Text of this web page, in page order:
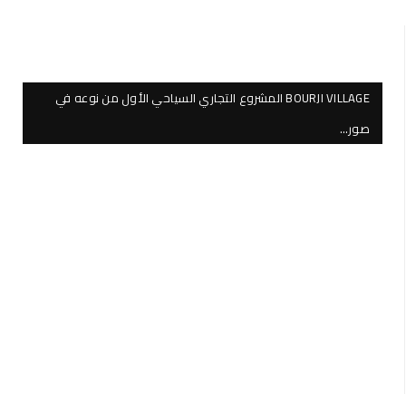
BOURJI VILLAGE المشروع التجاري السياحي الأول من نوعه في
صور…